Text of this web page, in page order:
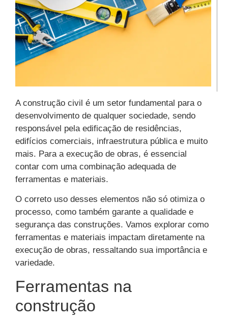
A construção civil é um setor fundamental para o
desenvolvimento de qualquer sociedade, sendo
responsável pela edificação de residências,
edifícios comerciais, infraestrutura pública e muito
mais. Para a execução de obras, é essencial
contar com uma combinação adequada de
ferramentas e materiais.
O correto uso desses elementos não só otimiza o
processo, como também garante a qualidade e
segurança das construções. Vamos explorar como
ferramentas e materiais impactam diretamente na
execução de obras, ressaltando sua importância e
variedade.
Ferramentas na
construção